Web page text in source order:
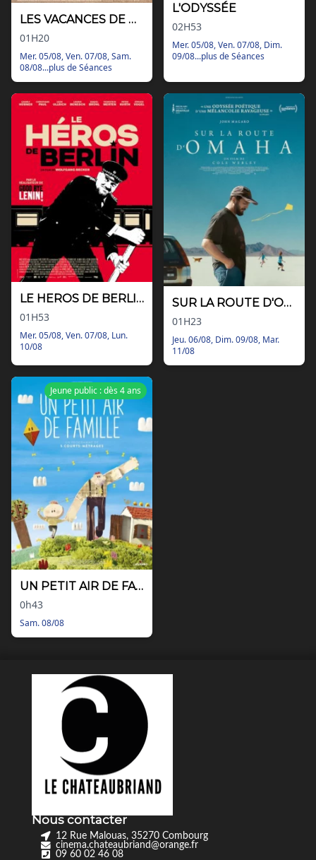
LES VACANCES DE GOLO & RITCHIE
01H20
Mer. 05/08, Ven. 07/08, Sam.
08/08...plus de Séances
L'ODYSSÉE
02H53
Mer. 05/08, Ven. 07/08, Dim.
09/08...plus de Séances
LE HEROS DE BERLIN
01H53
Mer. 05/08, Ven. 07/08, Lun.
10/08
SUR LA ROUTE D'OMAHA
01H23
Jeu. 06/08, Dim. 09/08, Mar.
11/08
Jeune public : dès 4 ans
UN PETIT AIR DE FAMILLE
0h43
Sam. 08/08
Nous contacter
12 Rue Malouas, 35270 Combourg
cinema.chateaubriand@orange.fr
09 60 02 46 08